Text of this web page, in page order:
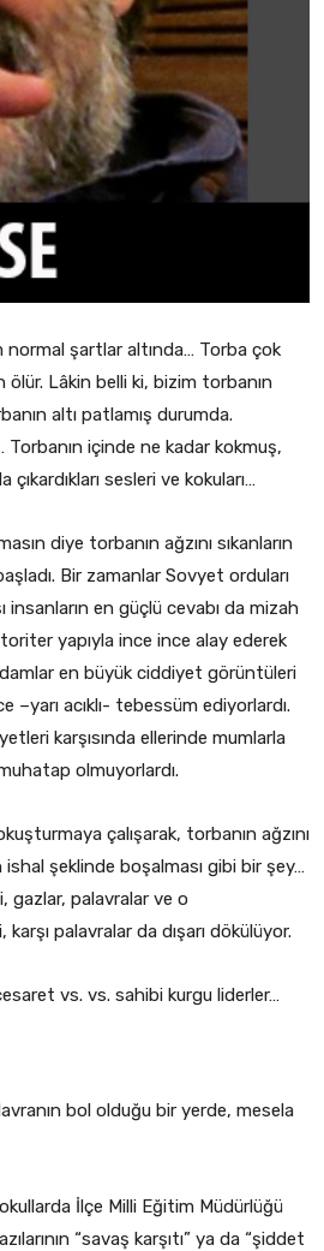
normal şartlar altında… Torba çok
Lâkin belli ki, bizim torbanın
altı patlamış durumda.
Torbanın içinde ne kadar kokmuş,
sesleri ve kokuları…
diye torbanın ağzını sıkanların
Bir zamanlar Sovyet orduları
insanların en güçlü cevabı da mizah
yapıyla ince ince alay ederek
en büyük ciddiyet görüntüleri
acıklı- tebessüm ediyorlardı.
karşısında ellerinde mumlarla
muhatap olmuyorlardı.
çalışarak, torbanın ağzını
ishal şeklinde boşalması gibi bir şey…
gazlar, palavralar ve o
palavralar da dışarı dökülüyor.
vs. vs. sahibi kurgu liderler…
bol olduğu bir yerde, mesela
İlçe Milli Eğitim Müdürlüğü
“savaş karşıtı” ya da “şiddet